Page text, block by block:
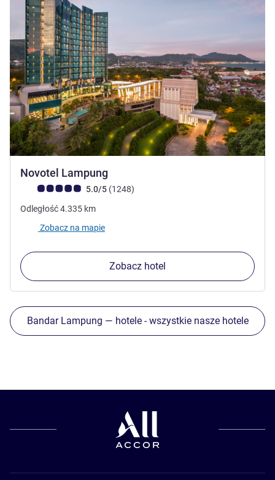
Novotel Lampung
Ocena klientów (Ocena ALL)
5.0/5 (1248Liczba opinii
)
Odległość4.335 km
Zobacz na mapie
Zobacz hotel
Bandar Lampung — hotele - wszystkie nasze hotele